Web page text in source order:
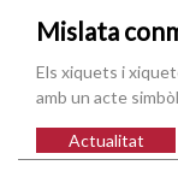
Mislata
Els xiquets i
amb un acte
Actualitat